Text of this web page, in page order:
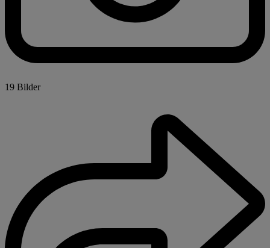
19 Bilder